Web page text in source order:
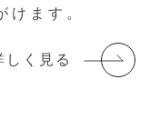
けます。
しく見る